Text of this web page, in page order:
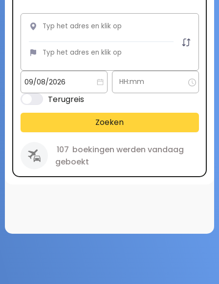
Terugreis
Zoeken
107 boekingen werden vandaag
geboekt